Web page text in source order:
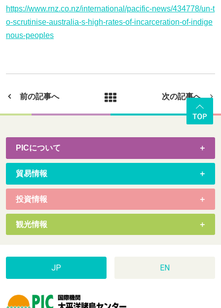
https://www.rnz.co.nz/international/pacific-news/434778/un-t
o-scrutinise-australia-s-high-rates-of-incarceration-of-indige
nous-peoples
前の記事へ 次の記事へ
PICについて
貿易情報
投資情報
観光情報
JP EN